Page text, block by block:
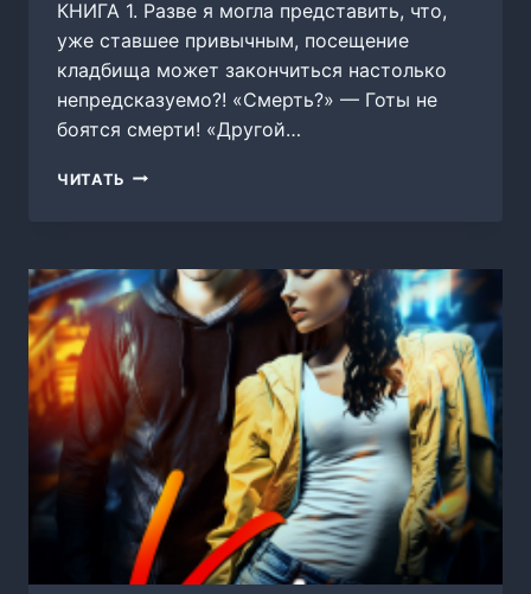
КНИГА 1. Разве я могла представить, что,
уже ставшее привычным, посещение
кладбища может закончиться настолько
непредсказуемо?! «Смерть?» — Готы не
боятся смерти! «Другой…
ЧИТАТЬ ВОРОН